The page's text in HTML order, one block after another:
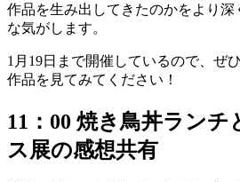
作品を生み出してきたのかをより深
な気がします。
1月19日まで開催しているので、ぜ
作品を見てみてください！
11：00 焼き鳥丼ランチ
ス展の感想共有